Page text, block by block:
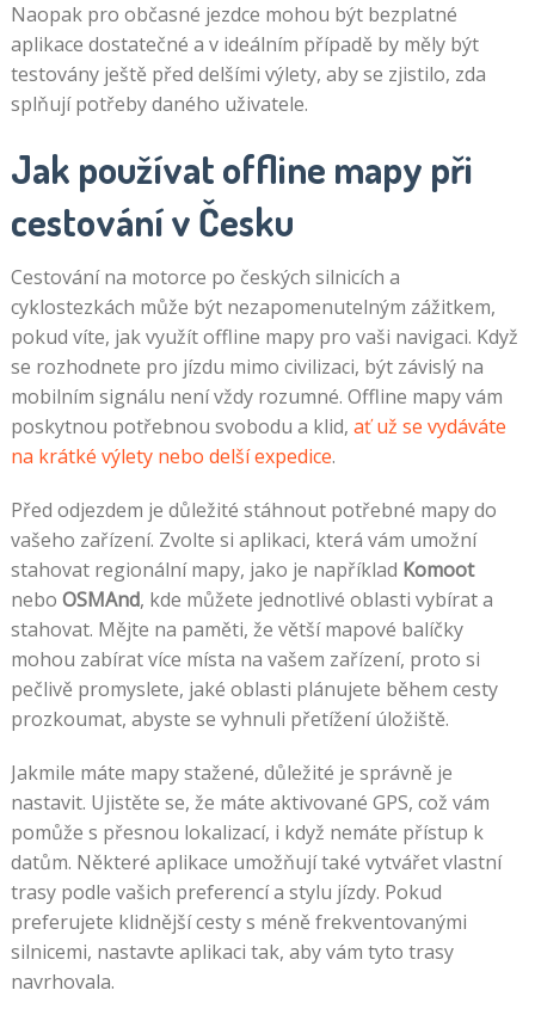
Naopak pro občasné jezdce mohou být bezplatné
aplikace dostatečné a v ideálním případě by měly být
testovány ještě před delšími výlety, aby se zjistilo, zda
splňují potřeby daného uživatele.
Jak používat offline mapy při
cestování v Česku
Cestování na motorce po českých silnicích a
cyklostezkách může být nezapomenutelným zážitkem,
pokud víte, jak využít offline mapy pro vaši navigaci. Když
se rozhodnete pro jízdu mimo civilizaci, být závislý na
mobilním signálu není vždy rozumné. Offline mapy vám
poskytnou potřebnou svobodu a klid, ať už se vydáváte
na krátké výlety nebo delší expedice.
Před odjezdem je důležité stáhnout potřebné mapy do
vašeho zařízení. Zvolte si aplikaci, která vám umožní
stahovat regionální mapy, jako je například Komoot
nebo OSMAnd, kde můžete jednotlivé oblasti vybírat a
stahovat. Mějte na paměti, že větší mapové balíčky
mohou zabírat více místa na vašem zařízení, proto si
pečlivě promyslete, jaké oblasti plánujete během cesty
prozkoumat, abyste se vyhnuli přetížení úložiště.
Jakmile máte mapy stažené, důležité je správně je
nastavit. Ujistěte se, že máte aktivované GPS, což vám
pomůže s přesnou lokalizací, i když nemáte přístup k
datům. Některé aplikace umožňují také vytvářet vlastní
trasy podle vašich preferencí a stylu jízdy. Pokud
preferujete klidnější cesty s méně frekventovanými
silnicemi, nastavte aplikaci tak, aby vám tyto trasy
navrhovala.